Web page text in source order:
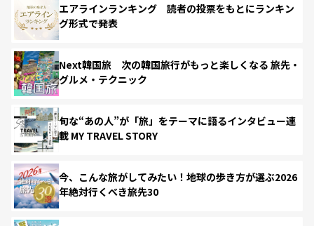
エアラインランキング 読者の投票をもとにランキン
グ形式で発表
Next韓国旅 次の韓国旅行がもっと楽しくなる 旅先・
グルメ・テクニック
旬な“あの人”が「旅」をテーマに語るインタビュー連
載 MY TRAVEL STORY
今、こんな旅がしてみたい！地球の歩き方が選ぶ2026
年絶対行くべき旅先30